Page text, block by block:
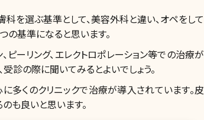
を選ぶ基準として、美容外科と違い、オペをして
の基準になると思います。
ーリング、エレクトロポレーション等での治療が
診の際に聞いてみるとよいでしょう。
多くのクリニックで治療が導入されています。皮
も良いと思います。